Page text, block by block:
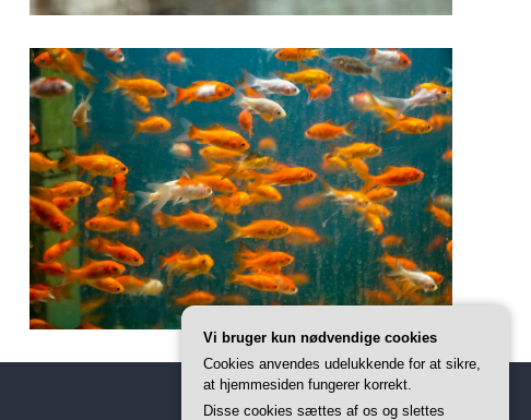
Vi bruger kun nødvendige cookies
Cookies anvendes udelukkende for at sikre,
at hjemmesiden fungerer korrekt.
Disse cookies sættes af os og slettes